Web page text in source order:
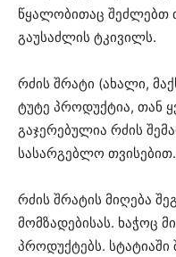
წყალობითაც შეძლებთ
გაუსაძლის ტკივილს.
რძის შრატი (ახალი,
ტუტე პროდუქტია, თან
გაჯერებულია რძის
სასარგებლო თვისებით.
რძის შრატის მიღება
მომზადებისას. ხაჭოც
პროდუქტებს. სტატიაში